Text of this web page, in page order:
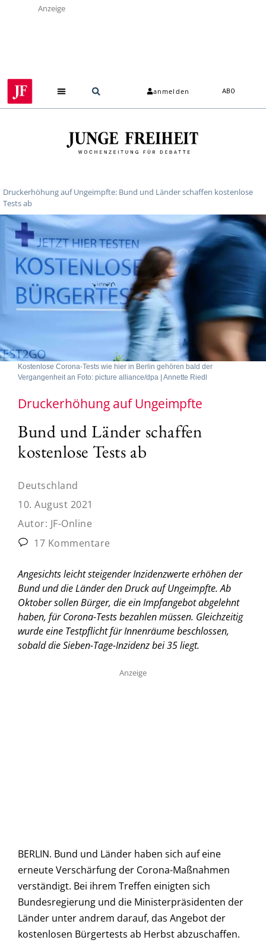
Anzeige
anmelden ABO
Druckerhöhung auf Ungeimpfte: Bund und Länder schaffen kostenlose
Tests ab
Kostenlose Corona-Tests wie hier in Berlin gehören bald der
Vergangenheit an Foto: picture alliance/dpa | Annette Riedl
Druckerhöhung auf Ungeimpfte
Bund und Länder schaffen
kostenlose Tests ab
Deutschland
10. August 2021
Autor: JF-Online
17 Kommentare
Angesichts leicht steigender Inzidenzwerte erhöhen der
Bund und die Länder den Druck auf Ungeimpfte. Ab
Oktober sollen Bürger, die ein Impfangebot abgelehnt
haben, für Corona-Tests bezahlen müssen. Gleichzeitig
wurde eine Testpflicht für Innenräume beschlossen,
sobald die Sieben-Tage-Inzidenz bei 35 liegt.
Anzeige
BERLIN. Bund und Länder haben sich auf eine
erneute Verschärfung der Corona-Maßnahmen
verständigt. Bei ihrem Treffen einigten sich
Bundesregierung und die Ministerpräsidenten der
Länder unter andrem darauf, das Angebot der
kostenlosen Bürgertests ab Herbst abzuschaffen.